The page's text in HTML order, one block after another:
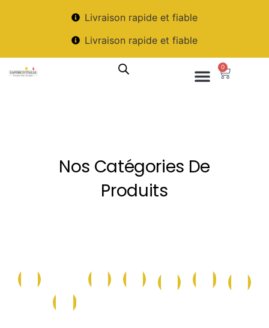
Livraison rapide et fiable
Livraison rapide et fiable
0
Nos Catégories De
Produits
La
Boutique
Conserves
Produits
de
Epicerie
Salée
Epicerie
Sucrée
Maison
et
Cave
Italienneet